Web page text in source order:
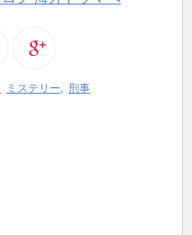
ミステリー, 刑事